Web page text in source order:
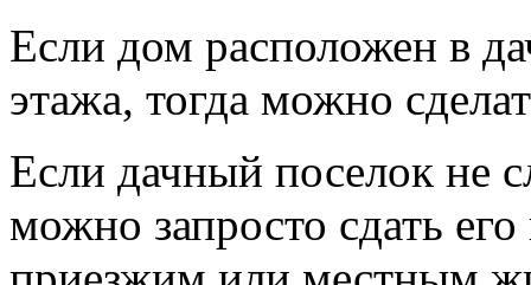
Если дом расположен в
этажа, тогда можно
Если дачный поселок не
можно запросто сдать